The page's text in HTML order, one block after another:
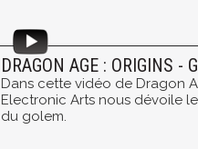
DRAGON AGE : ORIGINS -
Dans cette vidéo de Dragon
Electronic Arts nous dévoile
du golem.